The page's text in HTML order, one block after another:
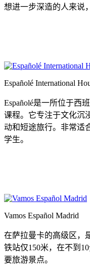
想进一步深造的人来说
Españolé International
Españolé是一所位于西
课程。它专注于文化沉
动和短途旅行。非常适
学生。
Vamos Español Madrid
在萨拉曼卡的高级区，
铁站仅150米，在不到
要旅游景点。